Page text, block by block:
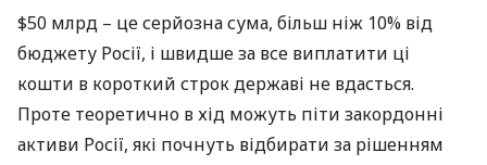
$50 млрд – це серйозна сума, більш ніж 10% від
бюджету Росії, і швидше за все виплатити ці
кошти в короткий строк державі не вдасться.
Проте теоретично в хід можуть піти закордонні
активи Росії, які почнуть відбирати за рішенням